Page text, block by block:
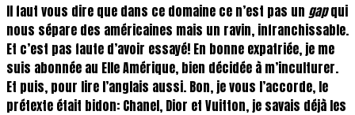
Il faut vous dire que dans ce domaine ce n’est pas un gapqui
nous sépare des américaines mais un ravin, infranchissable.
Et c’est pas faute d’avoir essayé! En bonne expatriée, je me
suis abonnée au Elle Amérique, bien décidée à m’inculturer.
Et puis, pour lire l’anglais aussi. Bon, je vous l’accorde, le
prétexte était bidon: Chanel, Dior et Vuitton, je savais déjà les